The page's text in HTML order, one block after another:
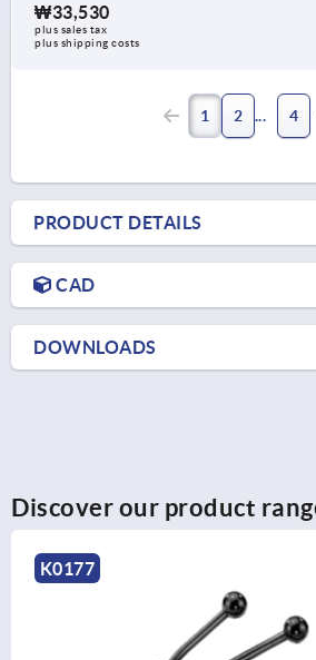
₩33,530
plus sales tax
plus shipping costs
1 2 4
PRODUCT DETAILS
CAD
DOWNLOADS
Discover our product
K0177